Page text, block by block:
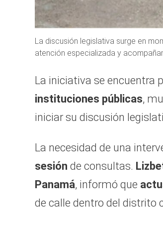
La discusión legislativa surge en
atención especializada y
La iniciativa se encuentra
instituciones públicas,
iniciar su discusión
La necesidad de una
sesión de consultas.
Panamá, informó que
de calle dentro del distrito